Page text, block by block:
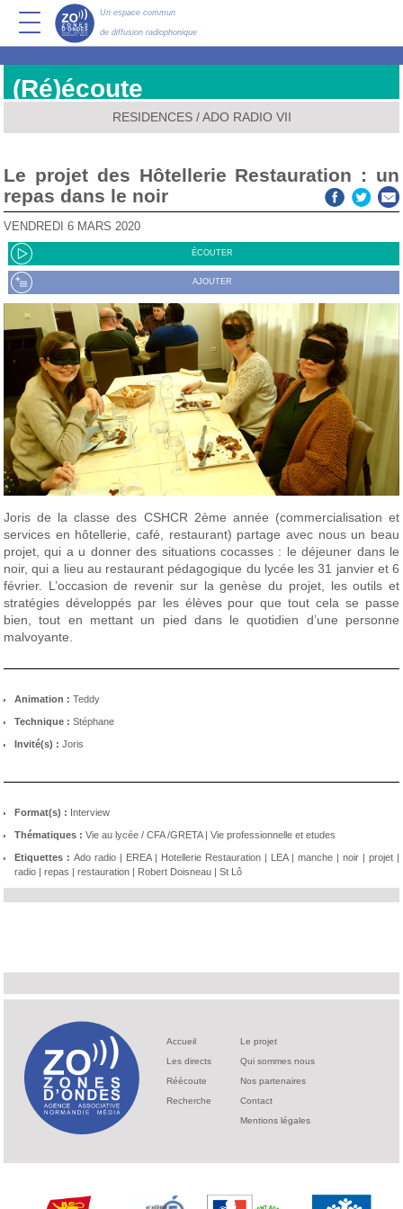
Un espace commun
de diffusion radiophonique
(Ré)écoute
RESIDENCES/ADO RADIO VII
Le projet des Hôtellerie Restauration : un
repas dans le noir
VENDREDI 6 MARS 2020
ÉCOUTER
AJOUTER
Joris de la classe des CSHCR 2ème année (commercialisation et
services en hôtellerie, café, restaurant) partage avec nous un beau
projet, qui a u donner des situations cocasses : le déjeuner dans le
noir, qui a lieu au restaurant pédagogique du lycée les 31 janvier et 6
février. L’occasion de revenir sur la genèse du projet, les outils et
stratégies développés par les élèves pour que tout cela se passe
bien, tout en mettant un pied dans le quotidien d’une personne
malvoyante.
Animation : Teddy
Technique : Stéphane
Invité(s) : Joris
Format(s) : Interview
Thématiques : Vie au lycée / CFA /GRETA| Vie professionnelle et etudes
Etiquettes : Ado radio | EREA| Hotellerie Restauration | LEA| manche | noir | projet |
radio | repas | restauration | Robert Doisneau | St Lô
Accueil
Les directs
Réécoute
Recherche
Le projet
Qui sommes nous
Nos partenaires
Contact
Mentions légales